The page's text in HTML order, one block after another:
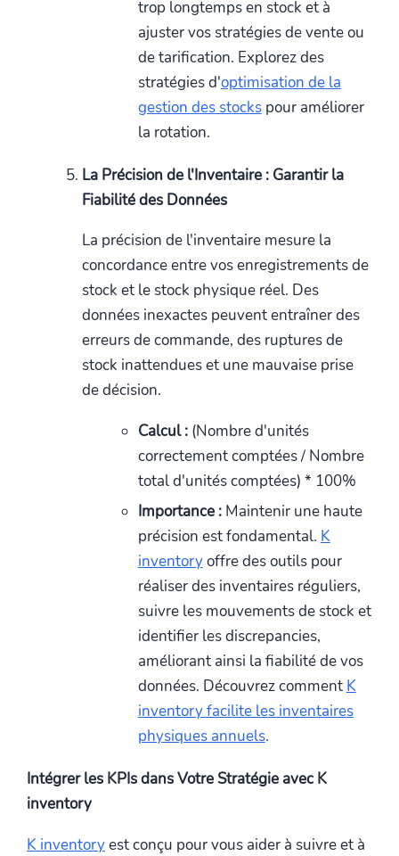
trop longtemps en stock et à
ajuster vos stratégies de vente ou
de tarification. Explorez des
stratégies d'optimisation de la
gestion des stockspour améliorer
la rotation.
La Précision de l'Inventaire : Garantir la
Fiabilité des Données
La précision de l'inventaire mesure la
concordance entre vos enregistrements de
stock et le stock physique réel. Des
données inexactes peuvent entraîner des
erreurs de commande, des ruptures de
stock inattendues et une mauvaise prise
de décision.
Calcul :(Nombre d'unités
correctement comptées / Nombre
total d'unités comptées) * 100%
Importance :Maintenir une haute
précision est fondamental. K
inventoryoffre des outils pour
réaliser des inventaires réguliers,
suivre les mouvements de stock et
identifier les discrepancies,
améliorant ainsi la fiabilité de vos
données. Découvrez comment K
inventory facilite les inventaires
physiques annuels.
Intégrer les KPIs dans Votre Stratégie avec K
inventory
K inventoryest conçu pour vous aider à suivre et à